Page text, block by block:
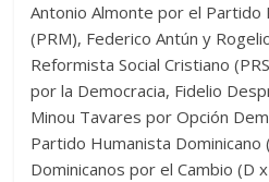
Antonio Almonte por el Partido
(PRM), Federico Antún y
Reformista Social Cristiano
por la Democracia, Fidelio
Minou Tavares por Opción
Partido Humanista
Dominicanos por el Cambio (D